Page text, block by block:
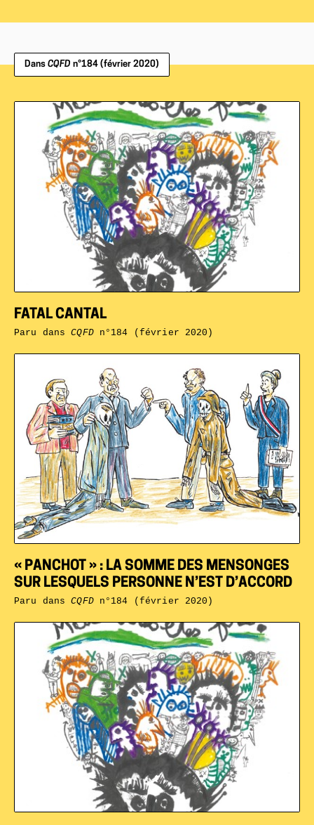
Dans CQFD n°184 (février 2020)
« PANCHOT » : LA SOMME DES MENSONGES
SUR LESQUELS PERSONNE N’EST D’ACCORD
Paru dansCQFDn°184 (février 2020)
FATAL CANTAL
Paru dansCQFDn°184 (février 2020)